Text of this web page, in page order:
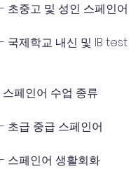
- 초중고 및 성인 스페인어
- 국제학교 내신 및 IB test
스페인어 수업 종류
- 초급 중급 스페인어
- 스페인어 생활회화